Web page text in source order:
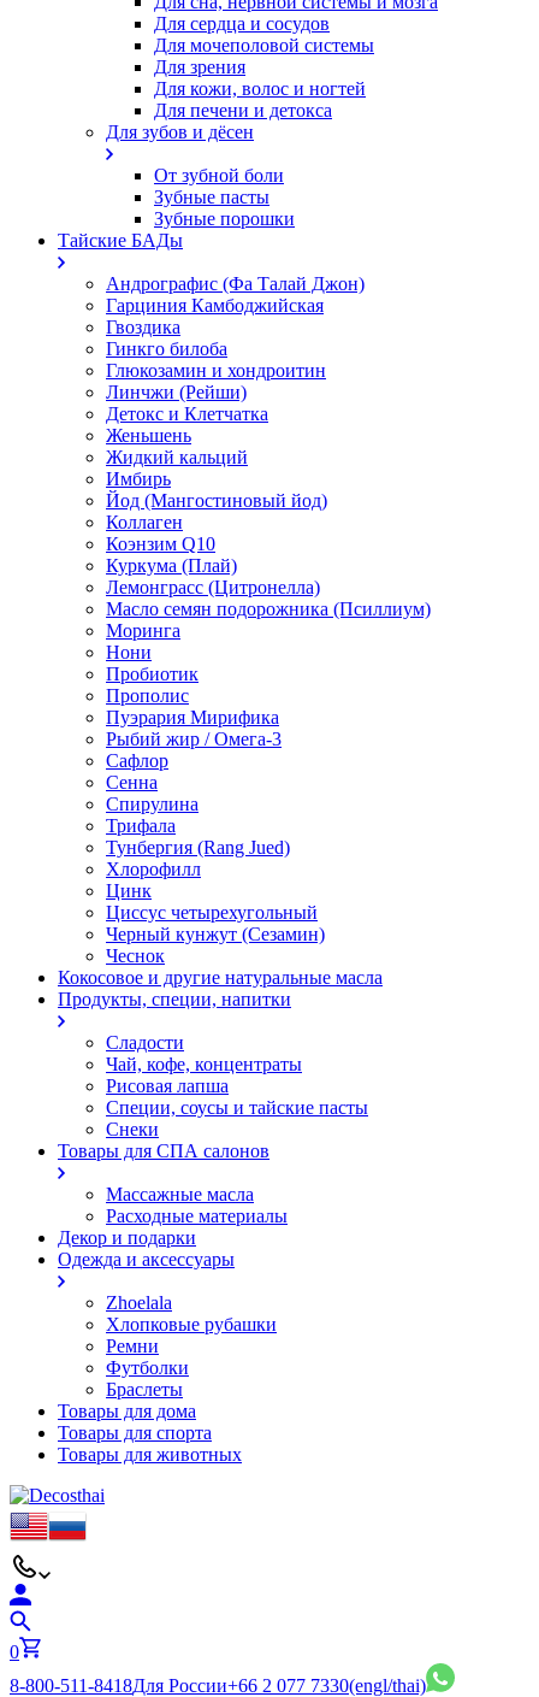
Для сердца и сосудов
Для мочеполовой системы
Для зрения
Для кожи, волос и ногтей
Для печени и детокса
Для зубов и дёсен
От зубной боли
Зубные пасты
Зубные порошки
Тайские БАДы
Андрографис (Фа Талай Джон)
Гарциния Камбоджийская
Гвоздика
Гинкго билоба
Глюкозамин и хондроитин
Линчжи (Рейши)
Детокс и Клетчатка
Женьшень
Жидкий кальций
Имбирь
Йод (Мангостиновый йод)
Коллаген
Коэнзим Q10
Куркума (Плай)
Лемонграсс (Цитронелла)
Масло семян подорожника (Псиллиум)
Моринга
Нони
Пробиотик
Прополис
Пуэрария Мирифика
Рыбий жир / Омега-3
Сафлор
Сенна
Спирулина
Трифала
Тунбергия (Rang Jued)
Хлорофилл
Цинк
Циссус четырехугольный
Черный кунжут (Сезамин)
Чеснок
Кокосовое и другие натуральные масла
Продукты, специи, напитки
Сладости
Чай, кофе, концентраты
Рисовая лапша
Специи, соусы и тайские пасты
Снеки
Товары для СПА салонов
Массажные масла
Расходные материалы
Декор и подарки
Одежда и аксессуары
Zhoelala
Хлопковые рубашки
Ремни
Футболки
Браслеты
Товары для дома
Товары для спорта
Товары для животных
0
8-800-511-8418Для России+66 2 077 7330(engl/thai)